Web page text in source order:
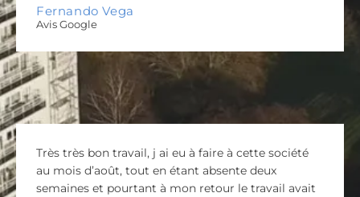
Fernando Vega
Avis Google
Très très bon travail, j ai eu à faire à cette société
au mois d’août, tout en étant absente deux
semaines et pourtant à mon retour le travail avait